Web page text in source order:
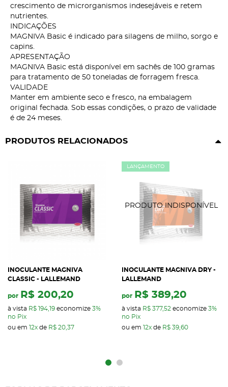
crescimento de microrganismos indesejáveis e retem
nutrientes.
INDICAÇÕES
MAGNIVA Basic é indicado para silagens de milho, sorgo e
capins.
APRESENTAÇÃO
MAGNIVA Basic está disponível em sachês de 100 gramas
para tratamento de 50 toneladas de forragem fresca.
VALIDADE
Manter em ambiente seco e fresco, na embalagem
original fechada. Sob essas condições, o prazo de validade
é de 24 meses.
PRODUTOS RELACIONADOS
INOCULANTE MAGNIVA
CLASSIC - LALLEMAND
por R$ 200,20
à vista R$ 194,19 economize 3%
no Pix
ou em
12x de R$ 20,37
LANÇAMENTO
INOCULANTE MAGNIVA DRY -
LALLEMAND
por R$ 389,20
à vista R$ 377,52 economize 3%
no Pix
ou em
12x de R$ 39,60